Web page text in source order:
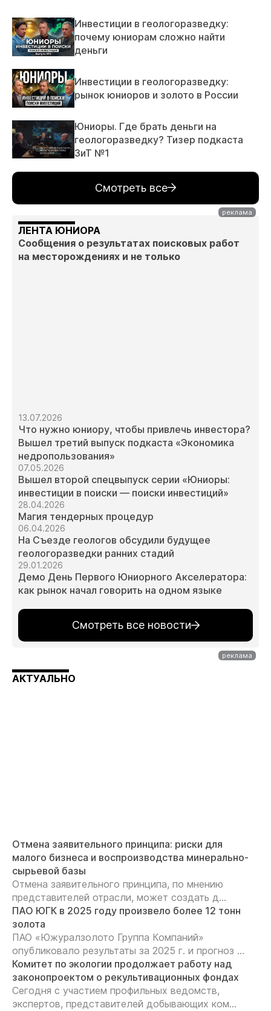
Инвестиции в геологоразведку:
почему юниорам сложно найти
деньги
Инвестиции в геологоразведку:
рынок юниоров и золото в России
Юниоры. Где брать деньги на
геологоразведку? Тизер подкаста
ЗиТ №1
Смотреть все
ЛЕНТА ЮНИОРА
Сообщения о результатах поисковых работ
на месторождениях и не только
13.07.2026
Что нужно юниору, чтобы привлечь инвестора?
Вышел третий выпуск подкаста «Экономика
недропользования»
07.05.2026
Вышел второй спецвыпуск серии «Юниоры:
инвестиции в поиски — поиски инвестиций»
28.04.2026
Магия тендерных процедур
06.04.2026
На Съезде геологов обсудили будущее
геологоразведки ранних стадий
29.01.2026
Демо День Первого Юниорного Акселератора:
как рынок начал говорить на одном языке
Смотреть все новости
АКТУАЛЬНО
Отмена заявительного принципа: риски для
малого бизнеса и воспроизводства минерально-
сырьевой базы
Отмена заявительного принципа, по мнению
представителей отрасли, может создать д...
ПАО ЮГК в 2025 году произвело более 12 тонн
золота
ПАО «Южуралзолото Группа Компаний»
опубликовало результаты за 2025 г. и прогноз ...
Комитет по экологии продолжает работу над
законопроектом о рекультивационных фондах
Сегодня с участием профильных ведомств,
экспертов, представителей добывающих ком...